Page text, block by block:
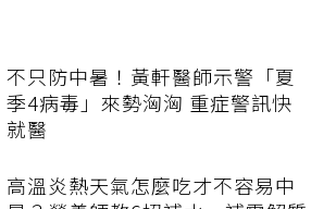
不只防中暑！黃軒醫師示警「夏
季4病毒」來勢洶洶 重症警訊快
就醫
高溫炎熱天氣怎麼吃才不容易中